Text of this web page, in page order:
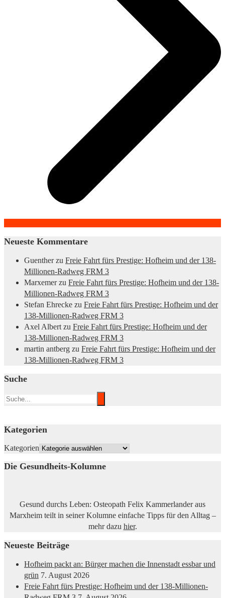
Neueste Kommentare
Guentherzu Freie Fahrt fürs Prestige: Hofheim und der 138-
Millionen-Radweg FRM 3
Marxemerzu Freie Fahrt fürs Prestige: Hofheim und der 138-
Millionen-Radweg FRM 3
Stefan Ehrecke zu Freie Fahrt fürs Prestige: Hofheim und der
138-Millionen-Radweg FRM 3
Axel Albert zu Freie Fahrt fürs Prestige: Hofheim und der
138-Millionen-Radweg FRM 3
martin antberg zu Freie Fahrt fürs Prestige: Hofheim und der
138-Millionen-Radweg FRM 3
Suche
Kategorien
Kategorien
Die Gesundheits-Kolumne
Gesund durchs Leben: Osteopath Felix Kammerlander aus
Marxheim teilt in seiner Kolumne einfache Tipps für den Alltag –
mehr dazu hier.
Neueste Beiträge
Hofheim packt an: Bürger machen die Innenstadt essbar und
grün 7. August 2026
Freie Fahrt fürs Prestige: Hofheim und der 138-Millionen-